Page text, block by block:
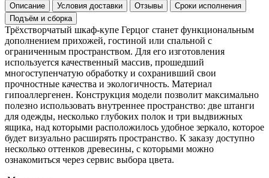
Описание Условия доставки Отзывы
Сроки исполнения
Подъём и сборка
Трёхстворчатый шкаф-купе Герцог станет функциональным
дополнением прихожей, гостиной или спальной с
ограниченным пространством. Для его изготовления
используется качественный массив, прошедший
многоступенчатую обработку и сохранивший свои
прочностные качества и экологичность. Материал
гипоаллергенен. Конструкция модели позволит максимально
полезно использовать внутреннее пространство: две штанги
для одежды, несколько глубоких полок и три выдвижных
ящика, над которыми расположилось удобное зеркало, которое
будет визуально расширять пространство. К заказу доступно
несколько оттенков древесины, с которыми можно
ознакомиться через сервис выбора цвета.